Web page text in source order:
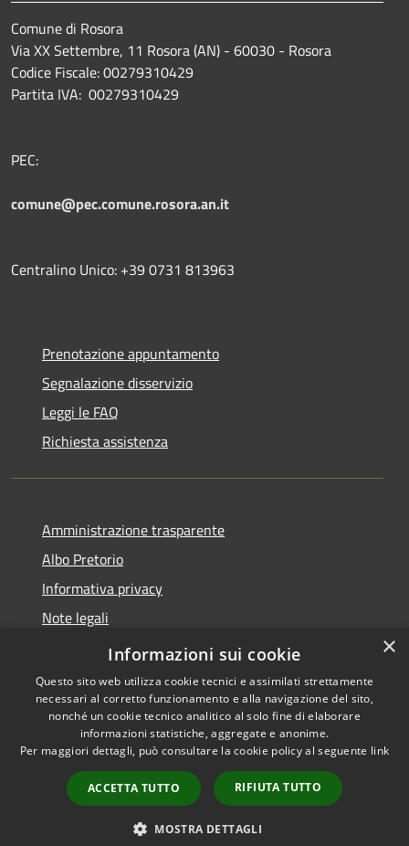
Comune di Rosora
Via XX Settembre, 11 Rosora (AN) - 60030 - Rosora
Codice Fiscale: 00279310429
Partita IVA: 00279310429
PEC:
comune@pec.comune.rosora.an.it
Centralino Unico: +39 0731 813963
Prenotazione appuntamento
Segnalazione disservizio
Leggi le FAQ
Richiesta assistenza
Amministrazione trasparente
Albo Pretorio
Informativa privacy
Note legali
Dichiarazione di accessibilità
Accessibilità
Copyright © 2026 • Comune di
Rosora • Powered by
Municipium•
Accesso
redazione
×
Informazioni sui cookie
Questo sito web utilizza cookie tecnici e assimilati strettamente
necessari al corretto funzionamento e alla navigazione del sito,
nonché un cookie tecnico analitico al solo fine di elaborare
informazioni statistiche, aggregate e anonime.
Per maggiori dettagli, può consultare la cookie policy al seguente link
ACCETTA TUTTO RIFIUTA TUTTO
MOSTRA DETTAGLI